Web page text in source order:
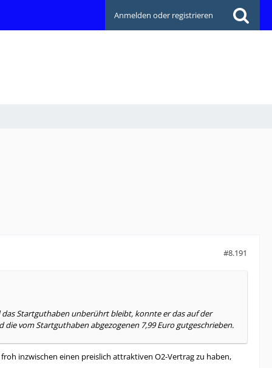
Anmelden oder registrieren
#8.191
Startguthaben unberührt bleibt, konnte er das auf der
vom Startguthaben abgezogenen 7,99 Euro gutgeschrieben.
inzwischen einen preislich attraktiven O2-Vertrag zu haben,